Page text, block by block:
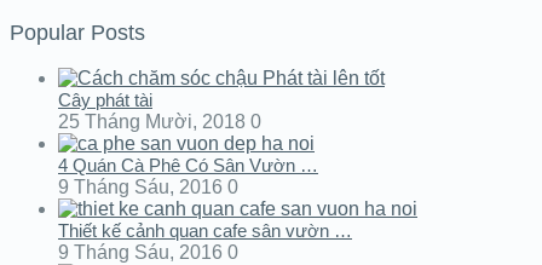
Popular Posts
Cây phát tài
25 Tháng Mười, 2018 0
4 Quán Cà Phê Có Sân Vườn …
9 Tháng Sáu, 2016 0
Thiết kế cảnh quan cafe sân vườn …
9 Tháng Sáu, 2016 0